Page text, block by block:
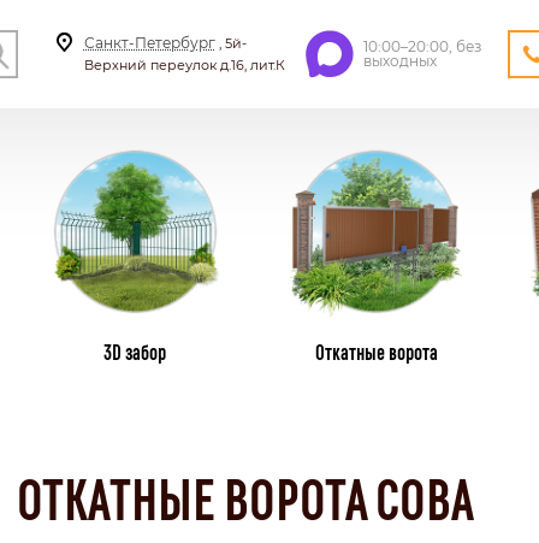
КАЛИТКОЙ И ВОРОТАМИ
ПЛЕТЕНЫЕ
КАМЕНННЫЕ ЗАБОРЫ
ВИНТОВЫЕ СВАИ
КОНТЕЙНЕРНЫЕ
ПЛОЩАДКИ
Санкт-Петербург, 5й-
Верхний переулок д.16, лит.К
10:00–20:00, без
выходных
3D забор Откатные ворота
ОТКАТНЫЕ ВОРОТА СОВА